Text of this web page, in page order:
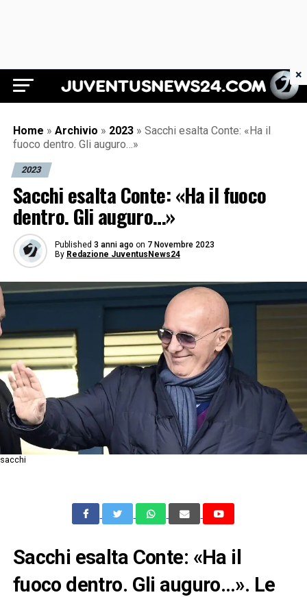
Juventus News 24
Home » Archivio » 2023 » Sacchi esalta Conte: «Ha il
fuoco dentro. Gli auguro…»
2023
Sacchi esalta Conte: «Ha il fuoco
dentro. Gli auguro…»
Published 3 anni ago on 7 Novembre 2023
By Redazione JuventusNews24
sacchi
Sacchi esalta Conte: «Ha il
fuoco dentro. Gli auguro…». Le
×